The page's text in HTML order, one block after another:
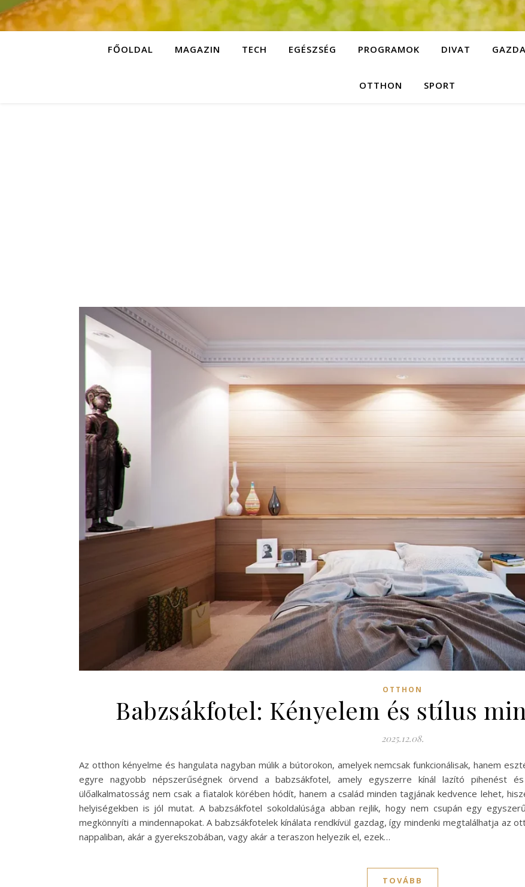
FŐOLDAL MAGAZIN TECH EGÉSZSÉG PROGRAMOK DIVAT
OTTHON SPORT
OTTHON
Babzsákfotel: Kényelem és stílus
2025.12.08.
Az otthon kényelme és hangulata nagyban múlik a bútorokon, amelyek nemcsak funkcionálisak, hanem
egyre nagyobb népszerűségnek örvend a babzsákfotel, amely egyszerre kínál lazító pihenést
ülőalkalmatosság nem csak a fiatalok körében hódít, hanem a család minden tagjának kedvence lehet,
helyiségekben is jól mutat. A babzsákfotel sokoldalúsága abban rejlik, hogy nem csupán egy
megkönnyíti a mindennapokat. A babzsákfotelek kínálata rendkívül gazdag, így mindenki megtalálhatja az
nappaliban, akár a gyerekszobában, vagy akár a teraszon helyezik el, ezek…
TOVÁBB